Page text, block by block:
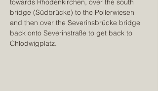
towards Rhodenkirchen, over the south
bridge (Südbrücke) to the Pollerwiesen
and then over the Severinsbrücke bridge
back onto Severinstraße to get back to
Chlodwigplatz.